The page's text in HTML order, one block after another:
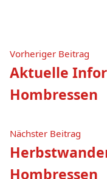
Vorheriger Beitrag
Aktuelle
Hombressen
Nächster Beitrag
Hombressen